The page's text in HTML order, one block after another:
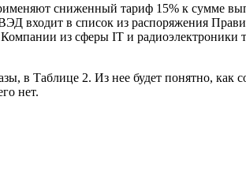
сниженный тариф 15% к сумме
входит в список из распоряжения
из сферы IT и радиоэлектроники
в Таблице 2. Из нее будет понятно,
нет.